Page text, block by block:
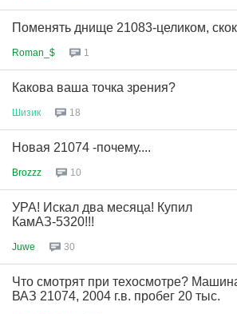
Поменять днище 21083-целиком,
Roman_$ 1
Какова ваша точка зрения?
Шизик 18
Новая 21074 -почему....
Brozzz 10
УРА! Искал два месяца! Купил
КамАЗ-5320!!!
Juwe 30
Что смотрят при техосмотре?
ВАЗ 21074, 2004 г.в. пробег 20 тыс.